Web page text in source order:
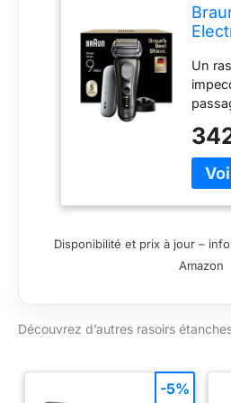
9+
Un
Braun
Disponibilité et prix à jour –
Amazon
Découvrez d’autres rasoirs
-5%